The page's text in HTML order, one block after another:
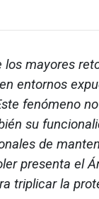
los mayores
entornos
fenómeno
su
de
presenta el
triplicar la